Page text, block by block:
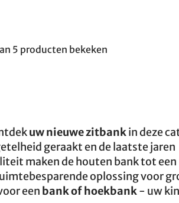
5 producten bekeken
uw nieuwe zitbankin deze
geraakt en de laatste jaren
maken de houten bank tot
oplossing voor
een bank of hoekbank- uw